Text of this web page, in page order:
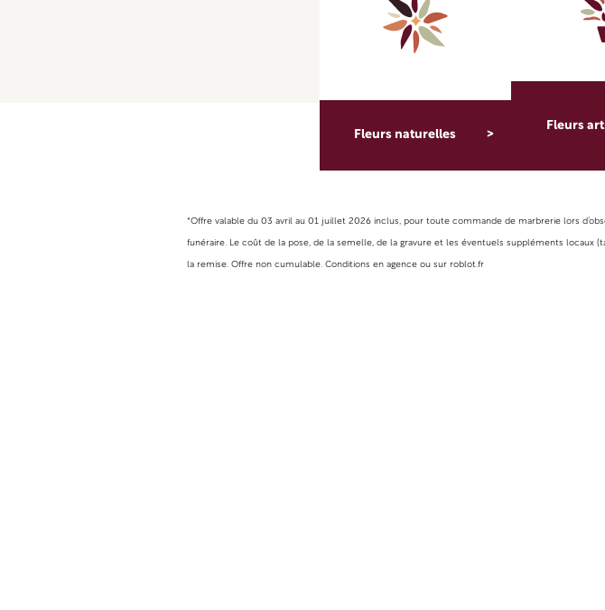
Fleurs naturelles
Fleurs
*Offre valable du 03 avril au 01 juillet 2026 inclus, pour toute commande de marbrerie lors
funéraire. Le coût de la pose, de la semelle, de la gravure et les éventuels suppléments locaux
la remise. Offre non cumulable. Conditions en agence ou sur roblot.fr